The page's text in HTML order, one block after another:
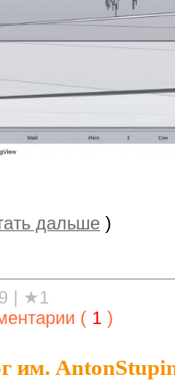
дальше )
★1
( 1 )
им.